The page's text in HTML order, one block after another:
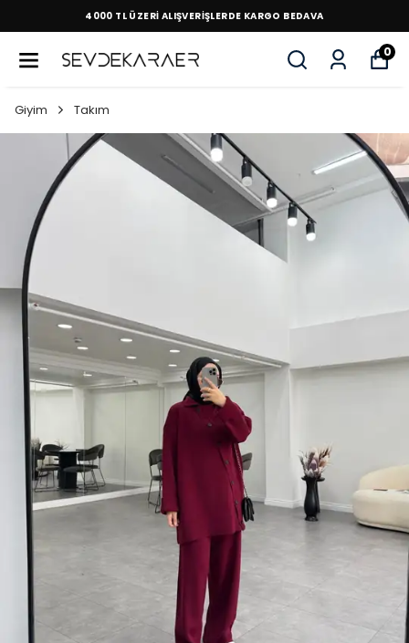
4000 TL ÜZERİ ALIŞVERİŞLERDE KARGO BEDAVA
0
Giyim Takım